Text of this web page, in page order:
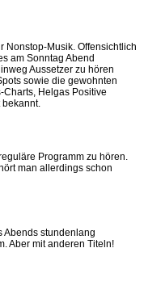
Nonstop-Musik. Offensichtlich
am Sonntag Abend
Aussetzer zu hören
sowie die gewohnten
Helgas Positive
bekannt.
Programm zu hören.
man allerdings schon
Abends stundenlang
Aber mit anderen Titeln!